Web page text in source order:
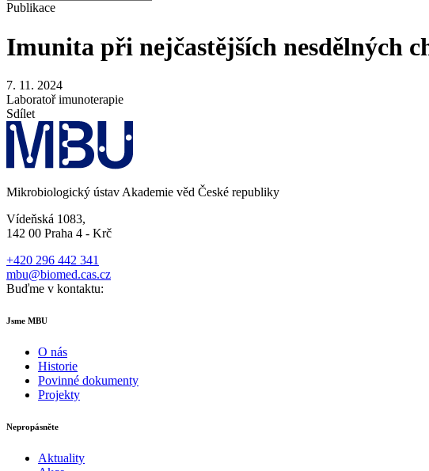
Publikace
Imunita při nejčastějších nesdělných
7. 11. 2024
Laboratoř imunoterapie
Sdílet
Mikrobiologický ústav Akademie věd České republiky
Vídeňská 1083,
142 00 Praha 4 - Krč
+420 296 442 341
mbu@biomed.cas.cz
Buďme v kontaktu:
Jsme MBU
O nás
Historie
Povinné dokumenty
Projekty
Nepropásněte
Aktuality